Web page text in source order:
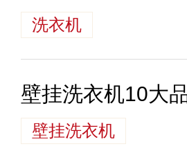
洗衣机
壁挂洗衣机10大
壁挂洗衣机